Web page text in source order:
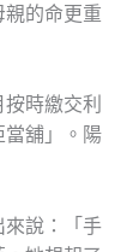
的命更重
時繳交利
當舖」。陽
來說：「手